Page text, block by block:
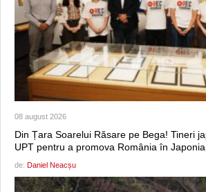
08 august 2026
Din Țara Soarelui Răsare pe Bega! Tineri
UPT pentru a promova România în Japonia
de: Daniel Neacșu